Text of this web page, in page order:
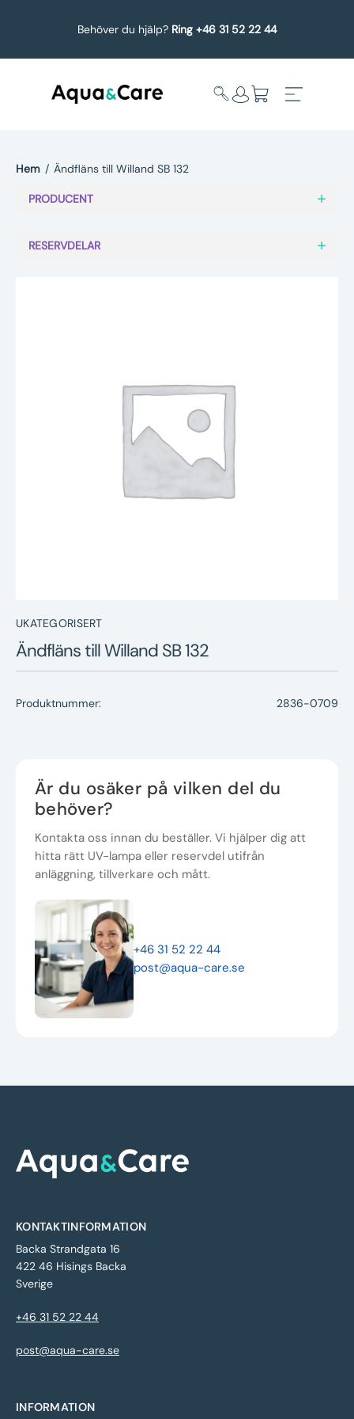
Behöver du hjälp? Ring +46 31 52 22 44
undermeny
Underhållstips
Kontakt
Hem / Ändfläns till Willand SB 132
PRODUCENT
RESERVDELAR
UKATEGORISERT
Ändfläns till Willand SB 132
Produktnummer: 2836-0709
Är du osäker på vilken del du
behöver?
Kontakta oss innan du beställer. Vi hjälper dig att
hitta rätt UV-lampa eller reservdel utifrån
anläggning, tillverkare och mått.
+46 31 52 22 44
post@aqua-care.se
KONTAKTINFORMATION
Backa Strandgata 16
422 46 Hisings Backa
Sverige
+46 31 52 22 44
post@aqua-care.se
INFORMATION